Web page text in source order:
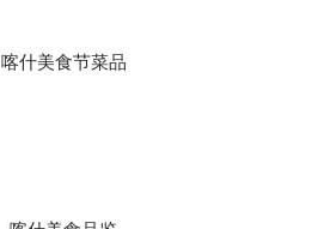
喀什美食节菜品